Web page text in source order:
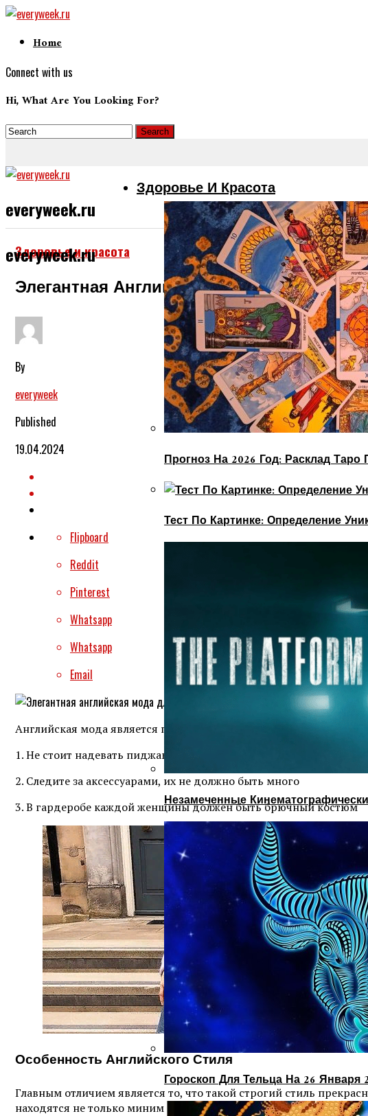
Home
Connect with us
Hi, What Are You Looking For?
everyweek.ru
everyweek.ru
Здоровье И Красота
Прогноз На 2026 Год: Расклад
Тест По Картинке: Определение
Незамеченные
Гороскоп Для Тельца На 26 Января
Здоровье и красота
Элегантная Английская Мода Для Тех
By
everyweek
Published
19.04.2024
Flipboard
Reddit
Pinterest
Whatsapp
Whatsapp
Email
Английская мода является прямым синонимом сдержанности и
1. Не стоит надевать пиджаки, куртки и пальто приталенного кроя
2. Следите за аксессуарами, их не должно быть много
3. В гардеробе каждой женщины должен быть брючный костюм
Особенность Английского Стиля
Главным отличием является то, что такой строгий стиль
находятся не только минимализм, но и сдержанность. Именно